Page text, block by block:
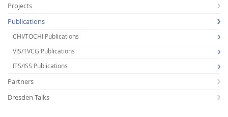
Projects
Publications
CHI/TOCHI Publications
VIS/TVCG Publications
ITS/ISS Publications
Partners
Dresden Talks